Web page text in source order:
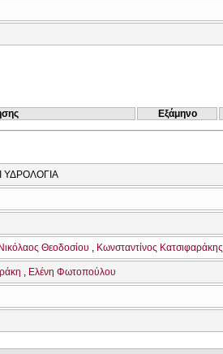
Εξάμηνο
ΥΔΡΟΛΟΓΙΑ
Θεοδοσίου Κωνσταντίνος Κατσιφαράκης
Ελένη Φωτοπούλου